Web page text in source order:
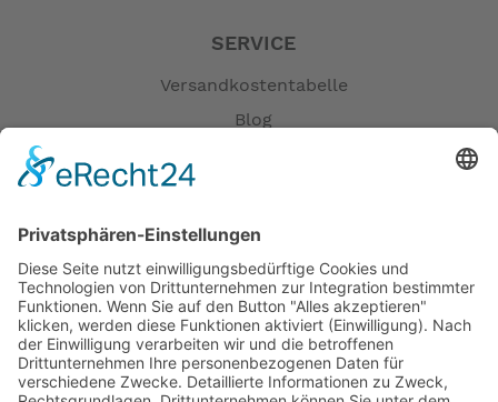
SERVICE
Versandkostentabelle
Blog
Öffnungszeiten
Versandpartner
Verfügbarkeiten
Zahlung und Versand
Datenschutz